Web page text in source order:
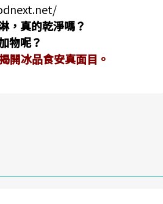
，真的乾淨嗎？
物呢？
開冰品食安真面目。